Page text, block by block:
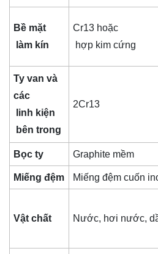
Bề mặt
làm kín
Cr13 hoặc
hợp kim cứng
Ty van và
các
linh kiện
bên trong
2Cr13
Bọc ty Graphite mềm
Miếng đệm Miếng đệm cuốn
Vật chất Nước, hơi nước,